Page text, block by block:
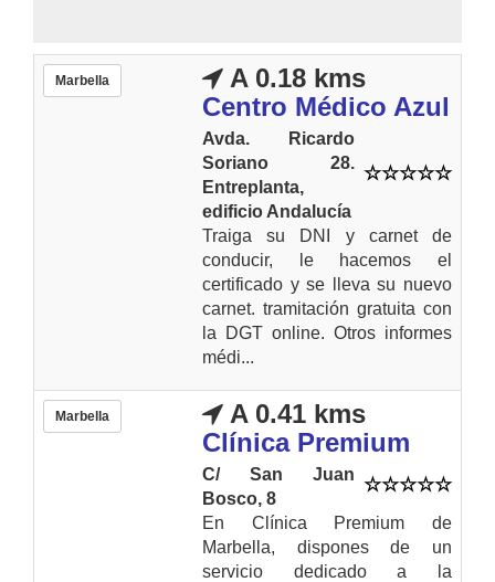
Marbella
A 0.18 kms
Centro Médico Azul
Avda. Ricardo
Soriano 28.
Entreplanta,
edificio Andalucía
Traiga su DNI y carnet de
conducir, le hacemos el
certificado y se lleva su nuevo
carnet. tramitación gratuita con
la DGT online. Otros informes
médi...
Marbella
A 0.41 kms
Clínica Premium
C/ San Juan
Bosco, 8
En Clínica Premium de
Marbella, dispones de un
servicio dedicado a la